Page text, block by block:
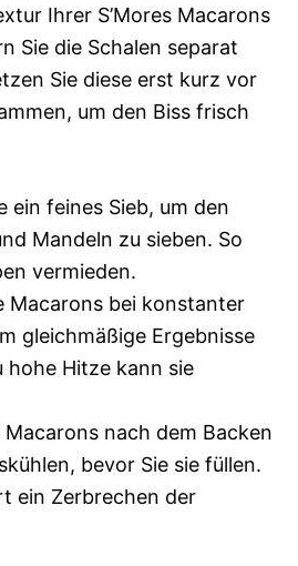
Ihrer S’Mores Macarons
Sie die Schalen separat
Sie diese erst kurz vor
um den Biss frisch
ein feines Sieb, um den
Mandeln zu sieben. So
vermieden.
Macarons bei konstanter
gleichmäßige Ergebnisse
hohe Hitze kann sie
Macarons nach dem Backen
bevor Sie sie füllen.
ein Zerbrechen der